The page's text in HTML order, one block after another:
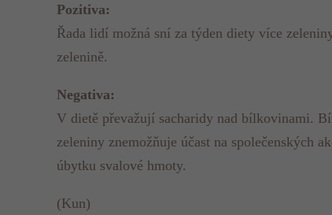
Pozitiva:
Řada lidí možná sní za týden diety více
zelenině.
Negativa:
V dietě převažují sacharidy nad bílkovinami.
zeleniny znemožňuje účast na společenských
úbytku svalové hmoty.
(Kun)